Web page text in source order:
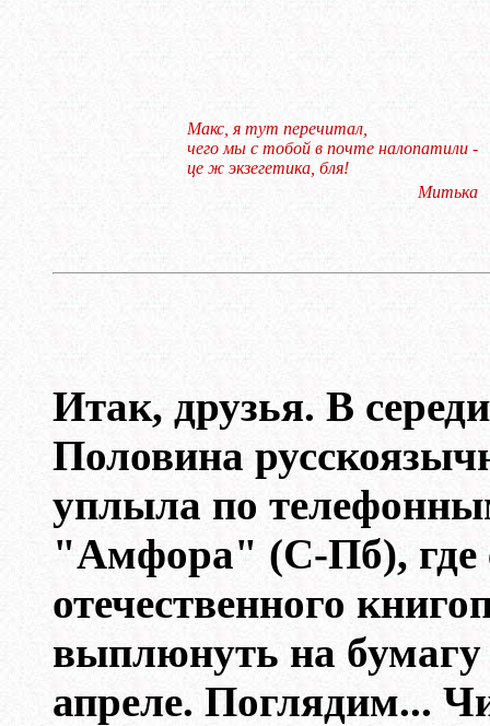
Макс, я тут перечитал,
чего мы с тобой в почте налопатили -
це ж экзегетика, бля!
Митька
Итак, друзья. В
Половина
уплыла по
"Амфора" (С-Пб), где
отечественного
выплюнуть на бумагу
апреле. Поглядим...